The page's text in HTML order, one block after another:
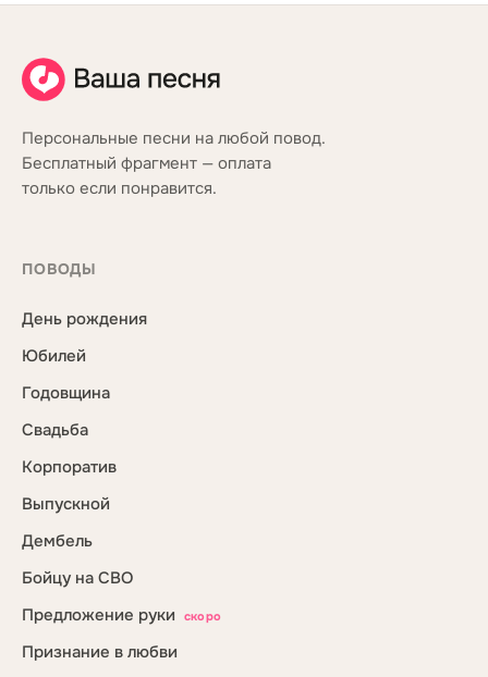
Персональные песни на любой повод.
Бесплатный фрагмент — оплата
только если понравится.
ПОВОДЫ
День рождения
Юбилей
Годовщина
Свадьба
Корпоратив
Выпускной
Дембель
Бойцу на СВО
Предложение руки
скоро
Признание в любви